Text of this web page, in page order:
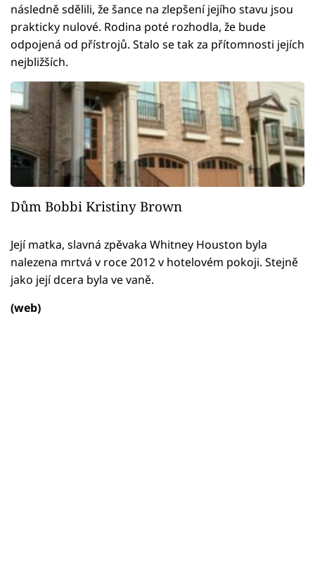
následně sdělili, že šance na zlepšení jejího stavu jsou
prakticky nulové. Rodina poté rozhodla, že bude
odpojená od přístrojů. Stalo se tak za přítomnosti jejích
nejbližších.
Dům Bobbi Kristiny Brown
Její matka, slavná zpěvaka Whitney Houston byla
nalezena mrtvá v roce 2012 v hotelovém pokoji. Stejně
jako její dcera byla ve vaně.
(web)